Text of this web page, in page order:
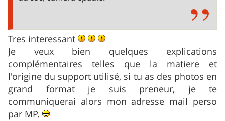
Tres interessant
Je veux bien quelques explications
complémentaires telles que la matiere et
l'origine du support utilisé, si tu as des photos en
grand format je suis preneur, je te
communiquerai alors mon adresse mail perso
par MP.